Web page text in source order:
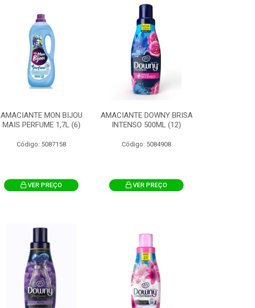
AMACIANTE MON BIJOU
MAIS PERFUME 1,7L (6)
Código: 5087158
VER PREÇO
AMACIANTE DOWNY BRISA
INTENSO 500ML (12)
Código: 5084908
VER PREÇO